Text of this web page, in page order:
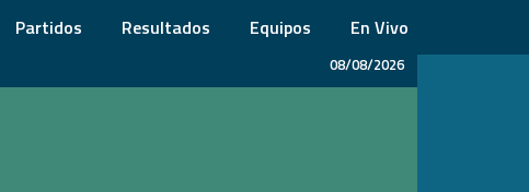
Partidos Resultados Equipos En Vivo
08/08/2026